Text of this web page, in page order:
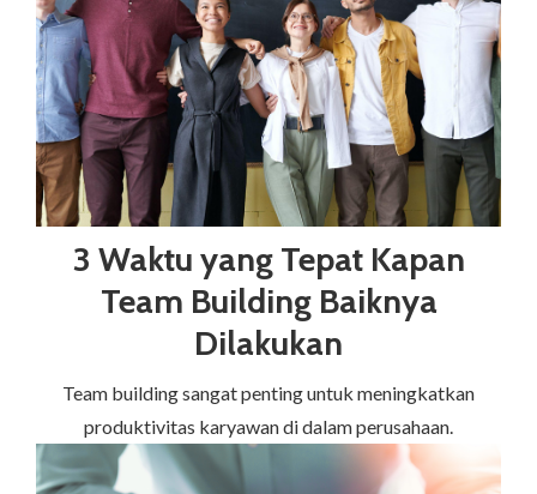
3 Waktu yang Tepat Kapan
Team Building Baiknya
Dilakukan
Team building sangat penting untuk meningkatkan
produktivitas karyawan di dalam perusahaan.